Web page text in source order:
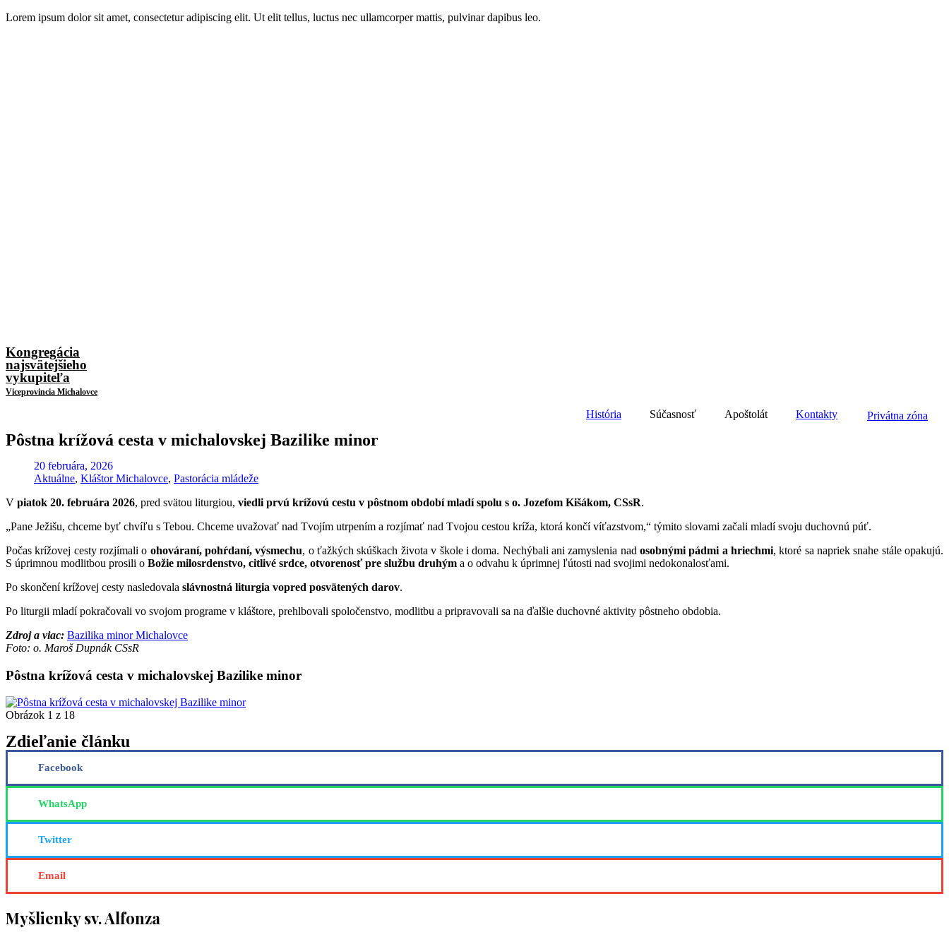
Lorem ipsum dolor sit amet, consectetur adipiscing elit. Ut elit tellus, luctus nec ullamcorper mattis, pulvinar dapibus leo.
Kongregácia
najsvätejšieho
vykupiteľa
Viceprovincia Michalovce
História Súčasnosť Apoštolát Kontakty Privátna zóna
Pôstna krížová cesta v michalovskej Bazilike minor
20 februára, 2026
Aktuálne, Kláštor Michalovce, Pastorácia mládeže
V piatok 20. februára 2026, pred svätou liturgiou, viedli prvú krížovú cestu v pôstnom období mladí spolu s o. Jozefom Kišákom, CSsR.
„Pane Ježišu, chceme byť chvíľu s Tebou. Chceme uvažovať nad Tvojím utrpením a rozjímať nad Tvojou cestou kríža, ktorá končí víťazstvom,“ týmito slovami začali mladí svoju duchovnú púť.
Počas krížovej cesty rozjímali o ohováraní, pohŕdaní, výsmechu, o ťažkých skúškach života v škole i doma. Nechýbali ani zamyslenia nad osobnými pádmi a hriechmi, ktoré sa napriek snahe stále opakujú.
S úprimnou modlitbou prosili o Božie milosrdenstvo, citlivé srdce, otvorenosť pre službu druhým a o odvahu k úprimnej ľútosti nad svojimi nedokonalosťami.
Po skončení krížovej cesty nasledovala slávnostná liturgia vopred posvätených darov.
Po liturgii mladí pokračovali vo svojom programe v kláštore, prehlbovali spoločenstvo, modlitbu a pripravovali sa na ďalšie duchovné aktivity pôstneho obdobia.
Zdroj a viac: Bazilika minor Michalovce
Foto: o. Maroš Dupnák CSsR
Pôstna krížová cesta v michalovskej Bazilike minor
Obrázok 1 z 18
Zdieľanie článku
Facebook
WhatsApp
Twitter
Email
Myšlienky sv. Alfonza